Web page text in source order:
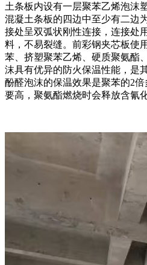
土条板内设有一层聚苯乙烯泡沫
混凝土条板的四边中至少有二边
接处呈双弧状刚性连接，连接处
料，不易裂缝。前彩钢夹芯板使
苯、挤塑聚苯乙烯、硬质聚氨酯
沫具有优异的防火保温性能，是
酚醛泡沫的保温效果是聚苯的2
要高，聚氨酯燃烧时会释放含氰